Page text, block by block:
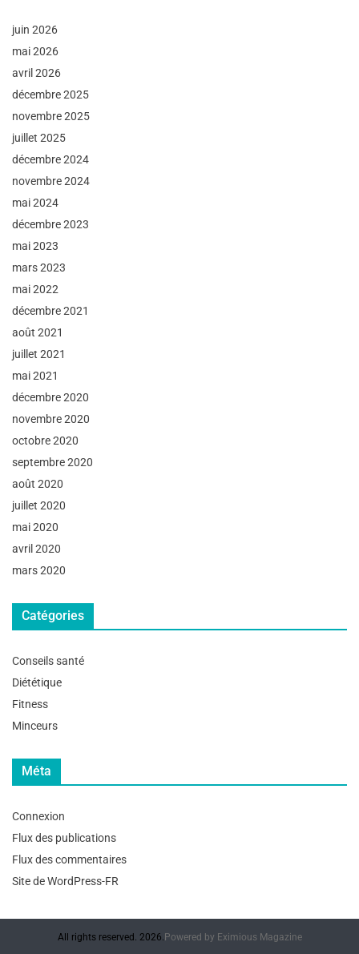
juin 2026
mai 2026
avril 2026
décembre 2025
novembre 2025
juillet 2025
décembre 2024
novembre 2024
mai 2024
décembre 2023
mai 2023
mars 2023
mai 2022
décembre 2021
août 2021
juillet 2021
mai 2021
décembre 2020
novembre 2020
octobre 2020
septembre 2020
août 2020
juillet 2020
mai 2020
avril 2020
mars 2020
Catégories
Conseils santé
Diététique
Fitness
Minceurs
Méta
Connexion
Flux des publications
Flux des commentaires
Site de WordPress-FR
All rights reserved. 2026. Powered by Eximious Magazine